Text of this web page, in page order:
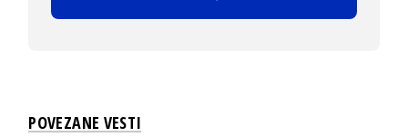
POVEZANE VESTI